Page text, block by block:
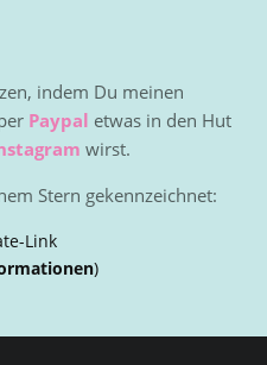
indem Du meinen
Paypal etwas in den Hut
wirst.
Stern gekennzeichnet:
Link
)